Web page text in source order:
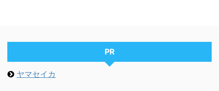
PR
ヤマセイカ